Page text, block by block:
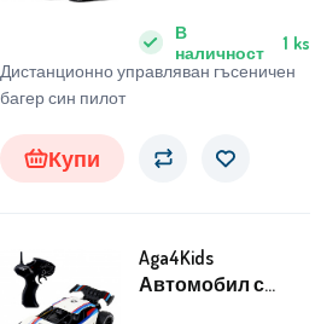
Дистанционно управляван гъсеничен
багер син пилот
В
наличност
1 ks
Купи
Aga4Kids
Автомобил с